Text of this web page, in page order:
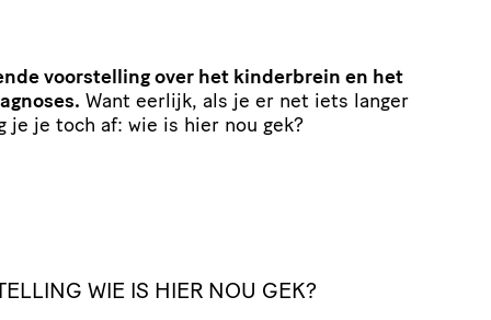
voorstelling over het kinderbrein en het
Want eerlijk, als je er net iets langer
je je toch af: wie is hier nou gek?
WIE IS HIER NOU GEK?